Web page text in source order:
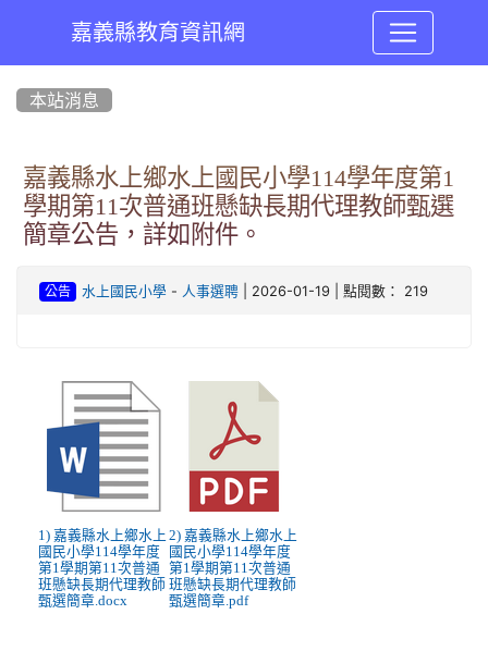
嘉義縣教育資訊網
本站消息
嘉義縣水上鄉水上國民小學114學年度第1
學期第11次普通班懸缺長期代理教師甄選
簡章公告，詳如附件。
公告 水上國民小學- 人事選聘| 2026-01-19 | 點閱數： 219
1) 嘉義縣水上鄉水上
國民小學114學年度
第1學期第11次普通
班懸缺長期代理教師
甄選簡章.docx
2) 嘉義縣水上鄉水上
國民小學114學年度
第1學期第11次普通
班懸缺長期代理教師
甄選簡章.pdf